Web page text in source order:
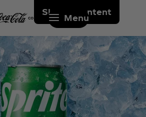
Skip to content
Menu